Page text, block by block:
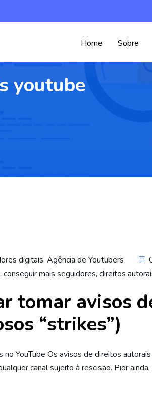
Home Sobre
youtube
digitais, Agência de Youtubers
, conseguir mais seguidores, direitos
tomar avisos
“strikes”)
YouTube Os avisos de direitos
canal sujeito à rescisão. Pior